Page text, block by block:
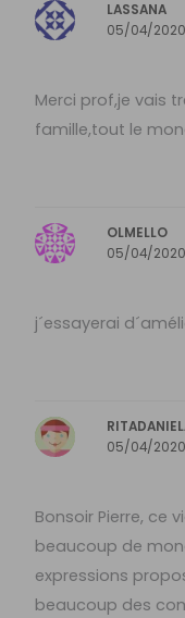
LASSANA
05/04/2020
Merci prof,je vais
famille,tout le
OLMELLO
05/04/2020
j´essayerai
05/04/
Bonsoir Pierre, ce
beaucoup de
expressions
beaucoup des